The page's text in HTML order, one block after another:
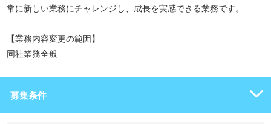
常に新しい業務にチャレンジし、成長を実感できる業務です。
【業務内容変更の範囲】
同社業務全般
募集条件